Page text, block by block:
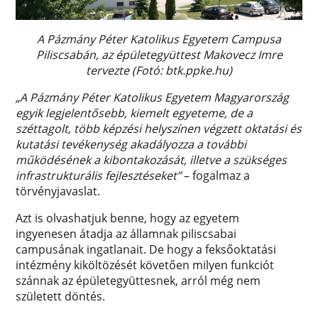
A Pázmány Péter Katolikus Egyetem Campusa
Piliscsabán, az épületegyüttest Makovecz Imre
tervezte (Fotó: btk.ppke.hu)
„A Pázmány Péter Katolikus Egyetem Magyarország
egyik legjelentősebb, kiemelt egyeteme, de a
széttagolt, több képzési helyszínen végzett oktatási és
kutatási tevékenység akadályozza a további
működésének a kibontakozását, illetve a szükséges
infrastrukturális fejlesztéseket”– fogalmaz a
törvényjavaslat.
Azt is olvashatjuk benne, hogy az egyetem
ingyenesen átadja az államnak piliscsabai
campusának ingatlanait. De hogy a feksőoktatási
intézmény kiköltözését követően milyen funkciót
szánnak az épületegyüttesnek, arról még nem
született döntés.